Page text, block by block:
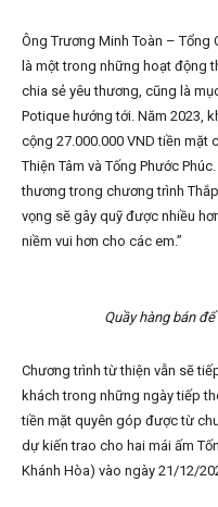
Ông Trương Minh Toàn – Tổng
là một trong những hoạt động
chia sẻ yêu thương, cũng là
Potique hướng tới. Năm 2023,
cộng 27.000.000 VND tiền mặt
Thiện Tâm và Tống Phước
thương trong chương trình
vọng sẽ gây quỹ được nhiều
niềm vui hơn cho các em.”
Quầy hàng bán
Chương trình từ thiện vẫn sẽ
khách trong những ngày tiếp
tiền mặt quyên góp được từ
dự kiến trao cho hai mái ấm
Khánh Hòa) vào ngày 21/12/